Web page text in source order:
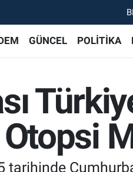
GÜNCEL POLİTİKA